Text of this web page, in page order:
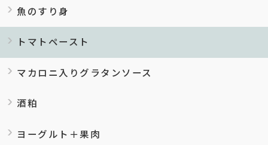
魚のすり身
トマトペースト
マカロニ入りグラタンソース
酒粕
ヨーグルト＋果肉